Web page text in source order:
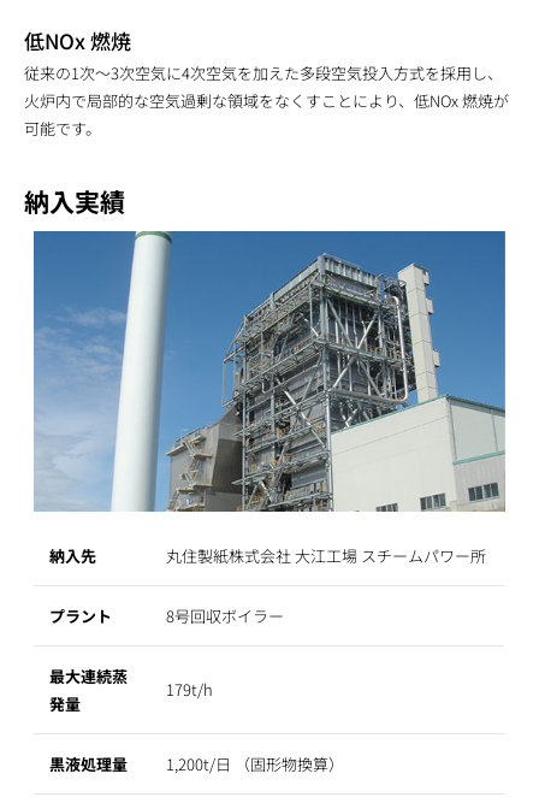
低NOx 燃焼
従来の1次～3次空気に4次空気を加えた多段空気投入方式を採用し、
火炉内で局部的な空気過剰な領域をなくすことにより、低NOx 燃焼が
可能です。
納入実績
納入先 丸住製紙株式会社 大江工場 スチームパワー所
プラント 8号回収ボイラー
最大連続蒸
発量
179t/h
黒液処理量 1,200t/日 （固形物換算）